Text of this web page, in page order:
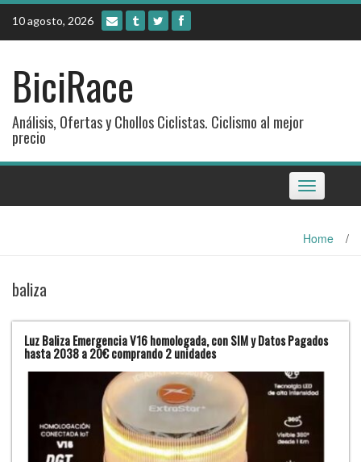
Skip
content
10 agosto, 2026
BiciRace
Análisis, Ofertas y Chollos Ciclistas. Ciclismo al mejor
precio
Toggle
navigation
Home /
baliza
Luz Baliza Emergencia V16 homologada, con SIM y Datos Pagados
hasta 2038 a 20€ comprando 2 unidades